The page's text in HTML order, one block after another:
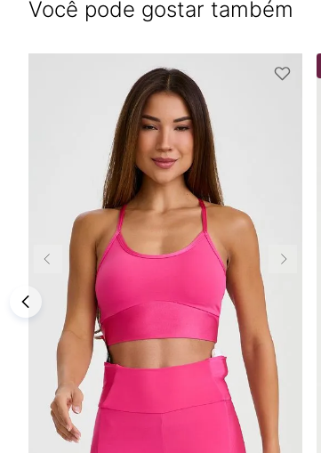
Você pode gostar também